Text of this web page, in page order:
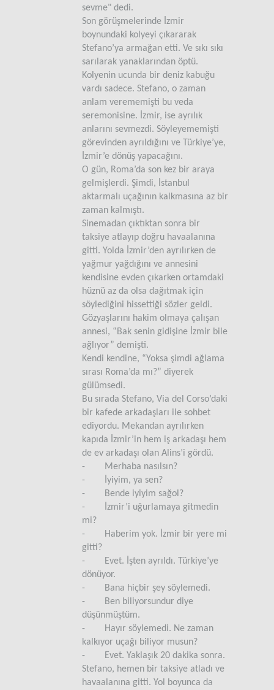
sevme" dedi.
Son görüşmelerinde İzmir
boynundaki kolyeyi çıkararak
Stefano’ya armağan etti. Ve sıkı sıkı
sarılarak yanaklarından öptü.
Kolyenin ucunda bir deniz kabuğu
vardı sadece. Stefano, o zaman
anlam verememişti bu veda
seremonisine. İzmir, ise ayrılık
anlarını sevmezdi. Söyleyememişti
görevinden ayrıldığını ve Türkiye’ye,
İzmir’e dönüş yapacağını.
O gün, Roma’da son kez bir araya
gelmişlerdi. Şimdi, İstanbul
aktarmalı uçağının kalkmasına az bir
zaman kalmıştı.
Sinemadan çıktıktan sonra bir
taksiye atlayıp doğru havaalanına
gitti. Yolda İzmir’den ayrılırken de
yağmur yağdığını ve annesini
kendisine evden çıkarken ortamdaki
hüznü az da olsa dağıtmak için
söylediğini hissettiği sözler geldi.
Gözyaşlarını hakim olmaya çalışan
annesi, “Bak senin gidişine İzmir bile
ağlıyor” demişti.
Kendi kendine, “Yoksa şimdi ağlama
sırası Roma’da mı?” diyerek
gülümsedi.
Bu sırada Stefano, Via del Corso’daki
bir kafede arkadaşları ile sohbet
ediyordu. Mekandan ayrılırken
kapıda İzmir’in hem iş arkadaşı hem
de ev arkadaşı olan Alins’i gördü.
- Merhaba nasılsın?
- İyiyim, ya sen?
- Bende iyiyim sağol?
- İzmir’i uğurlamaya gitmedin
mi?
- Haberim yok. İzmir bir yere mi
gitti?
- Evet. İşten ayrıldı. Türkiye’ye
dönüyor.
- Bana hiçbir şey söylemedi.
- Ben biliyorsundur diye
düşünmüştüm.
- Hayır söylemedi. Ne zaman
kalkıyor uçağı biliyor musun?
- Evet. Yaklaşık 20 dakika sonra.
Stefano, hemen bir taksiye atladı ve
havaalanına gitti. Yol boyunca da